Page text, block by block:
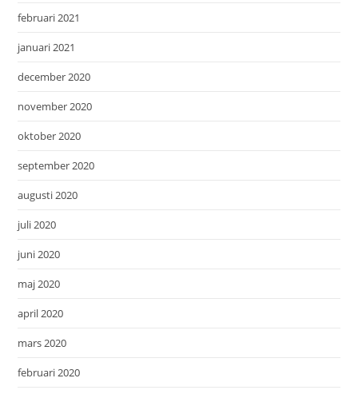
februari 2021
januari 2021
december 2020
november 2020
oktober 2020
september 2020
augusti 2020
juli 2020
juni 2020
maj 2020
april 2020
mars 2020
februari 2020